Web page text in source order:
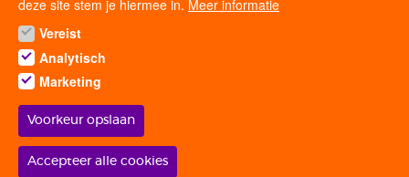
© 2026 traineeshipplaza.nl | Alle rechten voorbehouden.
deze site stem je hiermee in. Meer informatie
Vereist
Analytisch
Marketing
Voorkeur opslaan
Accepteer alle cookies
Withdraw